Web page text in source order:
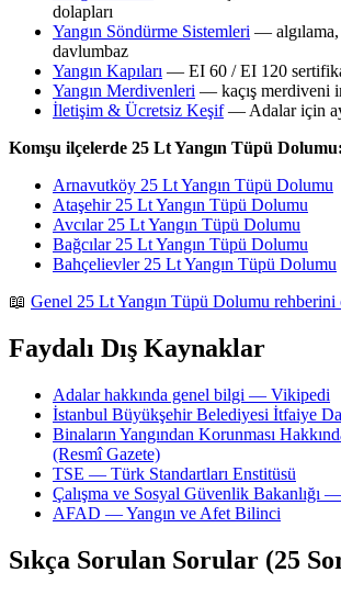
dolapları
Yangın Söndürme Sistemleri —
davlumbaz
Yangın Kapıları — EI 60 / EI 120
Yangın Merdivenleri — kaçış merdiveni
İletişim & Ücretsiz Keşif— Adalar için
Komşu ilçelerde 25 Lt Yangın Tüpü Dolumu:
Arnavutköy 25 Lt Yangın Tüpü Dolumu
Ataşehir 25 Lt Yangın Tüpü Dolumu
Avcılar 25 Lt Yangın Tüpü Dolumu
Bağcılar 25 Lt Yangın Tüpü Dolumu
Bahçelievler 25 Lt Yangın Tüpü Dolumu
📖 Genel 25 Lt Yangın Tüpü Dolumu
Faydalı Dış Kaynaklar
Adalar hakkında genel bilgi — Vikipedi
İstanbul Büyükşehir Belediyesi İtfaiye
Binaların Yangından Korunması
(Resmî Gazete)
TSE — Türk Standartları Enstitüsü
Çalışma ve Sosyal Güvenlik Bakanlığı
AFAD — Yangın ve Afet Bilinci
Sıkça Sorulan Sorular (25